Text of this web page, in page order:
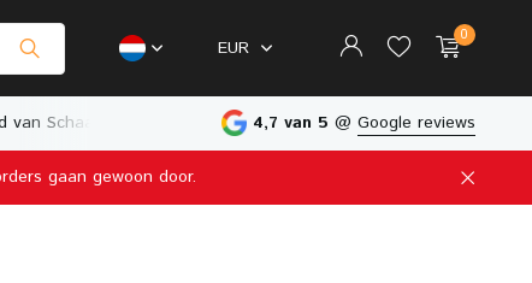
EUR
0
Schaalmodellen Fysieke Winkel in Nederland
4,7 van 5 @ Google reviews
gaan gewoon door.